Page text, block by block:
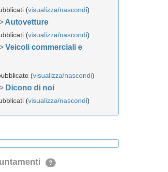
(visualizza/nascondi)
Autovetture
(visualizza/nascondi)
Veicoli commerciali e
(visualizza/nascondi)
Dicono di noi
(visualizza/nascondi)
?